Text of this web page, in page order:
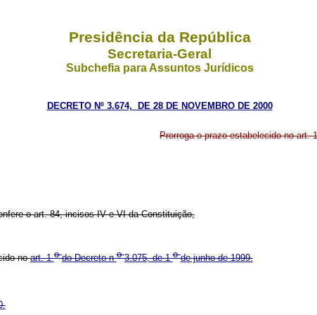
Presidência da República
Secretaria-Geral
Subchefia para Assuntos Jurídicos
DECRETO Nº 3.674, DE 28 DE NOVEMBRO DE 2000
Prorroga o prazo estabelecido no art.
o art. 84, incisos IV e VI da Constituição,
noart. 1odo Decreto no3.075, de 1ode junho de 1999.